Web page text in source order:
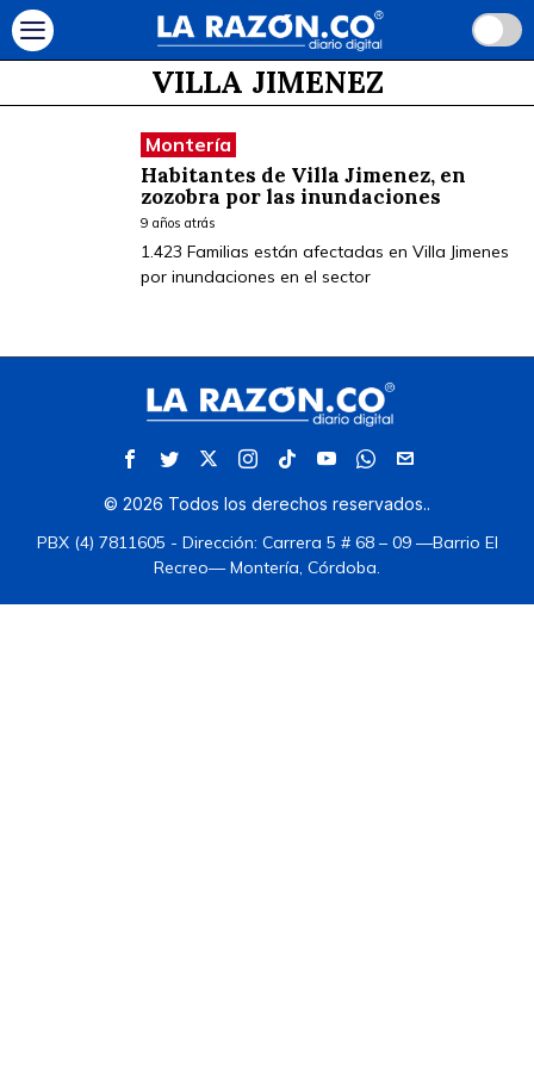
VILLA JIMENEZ
Montería
Habitantes de Villa Jimenez, en
zozobra por las inundaciones
9 años atrás
1.423 Familias están afectadas en Villa Jimenes
por inundaciones en el sector
© 2026 Todos los derechos reservados..
PBX (4) 7811605 - Dirección: Carrera 5 # 68 – 09 —Barrio El
Recreo— Montería, Córdoba.